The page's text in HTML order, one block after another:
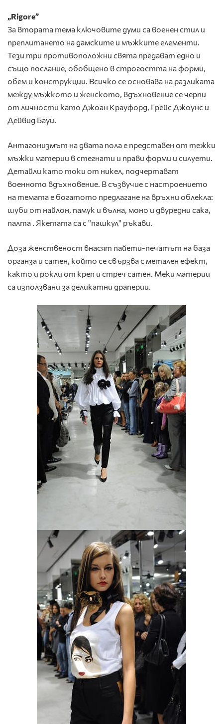
„Rigore”
За втората тема ключовите думи са военен стил и
преплитането на дамските и мъжките елементи.
Тези три противоположни свята предават едно и
също послание, обобщено в строгостта на форми,
обем и конструкции. Всичко се основава на разликата
между мъжкото и женското, вдъхновение се черпи
от личности като Джоан Крауфорд, Грейс Джоунс и
Дейвид Бауи.
Антагонизмът на двата пола е представен от тежки
мъжки материи в стегнати и прави форми и силуети.
Детайли като токи от никел, подчертават
военното вдъхновение. В съзвучие с настроението
на темата е богатото предлагане на връхни облекла:
шуби от найлон, памук и вълна, моно и двуредни сака,
палта . Якетата са с "пашкул" ръкави.
Доза женственост внасят пайети-печатът на база
органза и сатен, който се свързва с метален ефект,
както и рокли от креп и стреч сатен. Меки материи
са използвани за деликатни драперии.